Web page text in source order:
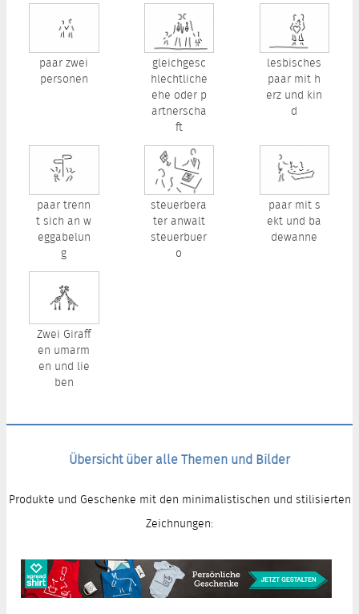
paar zwei
personen
gleichgesc
hlechtliche
ehe oder p
artnerscha
ft
lesbisches
paar mit h
erz und kin
d
paar trenn
t sich an w
eggabelun
g
steuerbera
ter anwalt
steuerbuer
o
paar mit s
ekt und ba
dewanne
Zwei Giraff
en umarm
en und lie
ben
Übersicht über alle Themen und Bilder
Produkte und Geschenke mit den minimalistischen und stilisierten
Zeichnungen: